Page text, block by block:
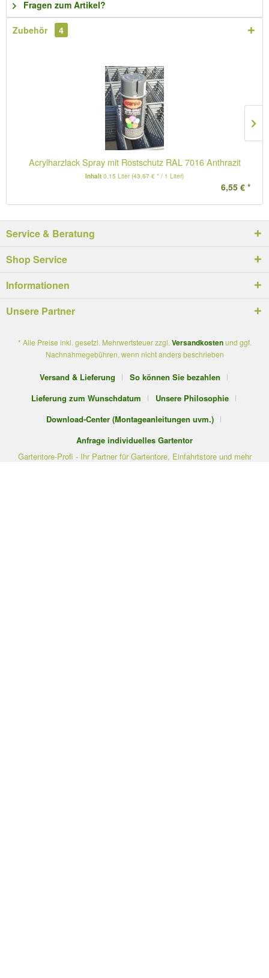
Fragen zum Artikel?
Zubehör 4
Acrylharzlack Spray mit Rostschutz RAL 7016 Anthrazit
Inhalt 0.15 Liter(43,67 € * / 1 Liter)
6,55 € *
Service & Beratung
Shop Service
Informationen
Unsere Partner
* Alle Preise inkl. gesetzl. Mehrwertsteuer zzgl. Versandkostenund ggf.
Nachnahmegebühren, wenn nicht anders beschrieben
Versand & Lieferung
So können Sie bezahlen
Lieferung zum Wunschdatum
Unsere Philosophie
Download-Center (Montageanleitungen uvm.)
Anfrage individuelles Gartentor
Gartentore-Profi - Ihr Partner für Gartentore, Einfahrtstore und mehr